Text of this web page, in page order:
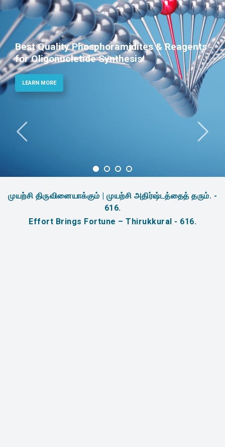
Phosphoramidites for Diagnostic and
Therapeutic Applications
LEARN MORE
முயற்சி திருவினையாக்கும் | முயற்சி அதிர்ஷ்டத்தைத் தரும். -
616.
Effort Brings Fortune – Thirukkural - 616.